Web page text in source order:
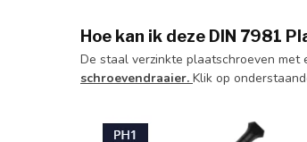
Hoe kan ik deze DIN 7981
De staal verzinkte plaatschroeven met
schroevendraaier. Klik op